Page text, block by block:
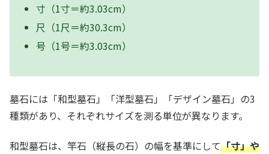
寸（1寸＝約3.03cm）
尺（1尺＝約30.3cm）
号（1号＝約3.03cm）
墓石には「和型墓石」「洋型墓石」「デザイン墓石」の3
種類があり、それぞれサイズを測る単位が異なります。
和型墓石は、竿石（縦長の石）の幅を基準にして「寸」や